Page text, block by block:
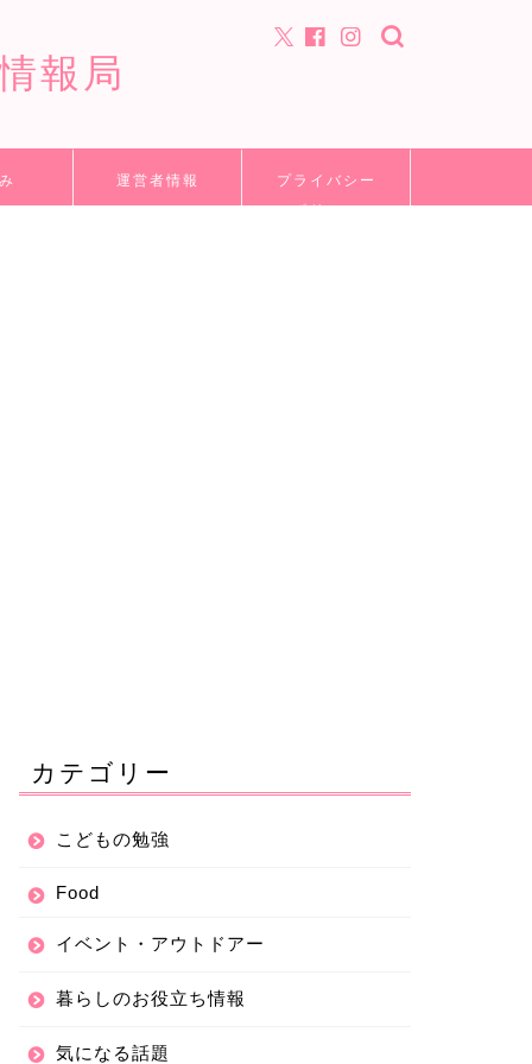
報局
運営者情報
プライバシー
ポリシー
カテゴリー
こどもの勉強
Food
イベント・アウトドアー
暮らしのお役立ち情報
気になる話題